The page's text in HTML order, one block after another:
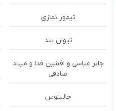
تیمور نمازی
تیوان بند
جابر عباسی و افشین فدا و میلاد
صادقی
جالینوس